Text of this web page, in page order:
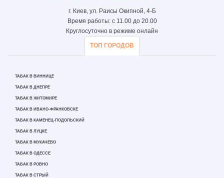
г. Киев, ул. Раисы Окипной, 4-Б
Время работы: с 11.00 до 20.00
Круглосуточно в режиме онлайн
ТОП ГОРОДОВ
ТАБАК В ВИННИЦЕ
ТАБАК В ДНЕПРЕ
ТАБАК В ЖИТОМИРЕ
ТАБАК В ИВАНО-ФРАНКОВСКЕ
ТАБАК В КАМЕНЕЦ-ПОДОЛЬСКИЙ
ТАБАК В ЛУЦКЕ
ТАБАК В МУКАЧЕВО
ТАБАК В ОДЕССЕ
ТАБАК В РОВНО
ТАБАК В СТРЫЙ